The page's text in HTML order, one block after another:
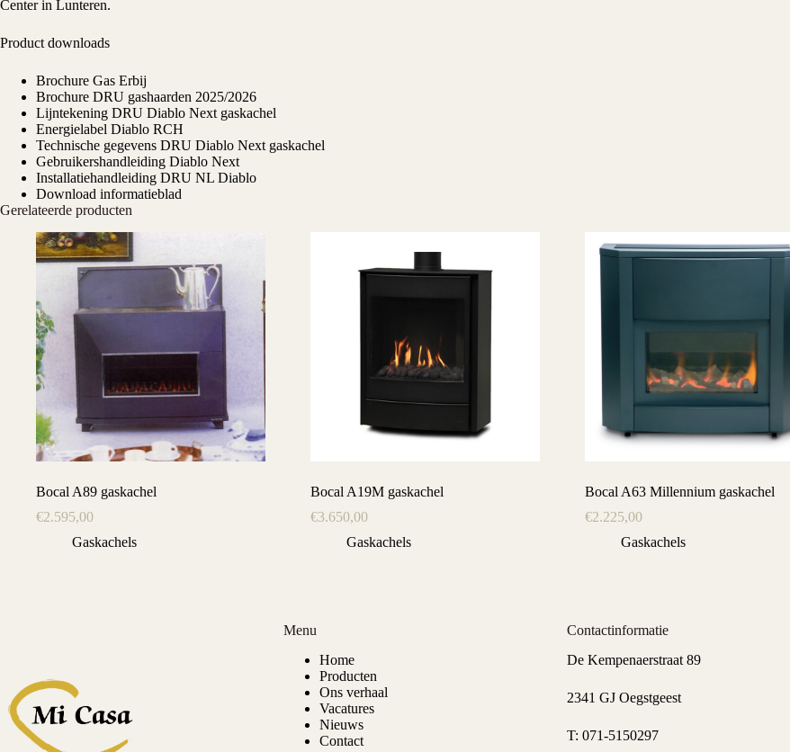
Center in Lunteren.
Product downloads
Brochure Gas Erbij
Brochure DRU gashaarden 2025/2026
Lijntekening DRU Diablo Next gaskachel
Energielabel Diablo RCH
Technische gegevens DRU Diablo Next gaskachel
Gebruikershandleiding Diablo Next
Installatiehandleiding DRU NL Diablo
Download informatieblad
Gerelateerde producten
Bocal A89 gaskachel
€2.595,00
Gaskachels
Bocal A19M gaskachel
€3.650,00
Gaskachels
Bocal A63 Millennium gaskachel
€2.225,00
Gaskachels
Menu
Home
Producten
Ons verhaal
Vacatures
Nieuws
Contact
Contactinformatie
De Kempenaerstraat 89
2341 GJ Oegstgeest
T: 071-5150297